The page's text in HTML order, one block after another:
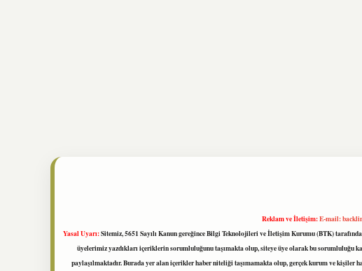
Reklam ve İletişim:E-mail:
Yasal Uyarı:Sitemiz, 5651 Sayılı Kanun gereğince Bilgi Teknolojileri ve İletişim Kurumu (BTK)
üyelerimiz yazdıkları içeriklerin sorumluluğunu taşımakta olup, siteye üye olarak bu sorumluluğu
paylaşılmaktadır. Burada yer alan içerikler haber niteliği taşımamakta olup, gerçek kurum ve kişiler